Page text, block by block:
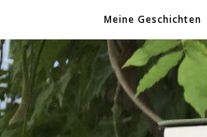
Meine Geschichten